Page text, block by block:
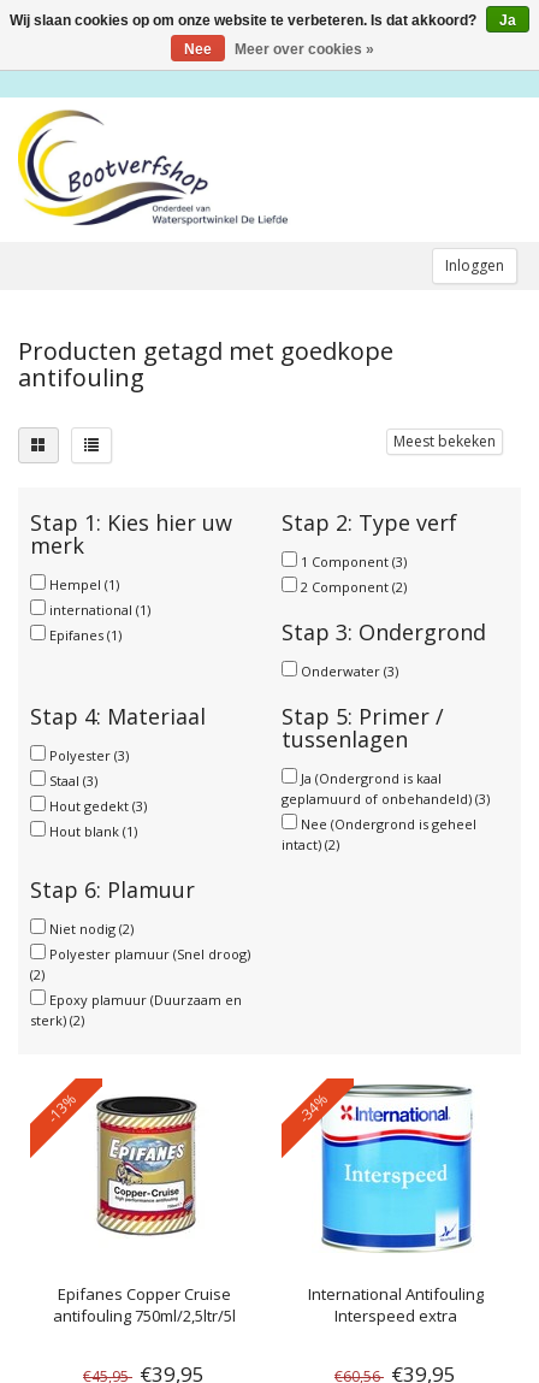
Inloggen
Toggle
Producten getagd met goedkope
antifouling
Meest bekeken
Stap 1: Kies hier uw
merk
Hempel (1)
international (1)
Epifanes (1)
Stap 2: Type verf
1 Component (3)
2 Component (2)
Stap 3: Ondergrond
Onderwater (3)
Stap 4: Materiaal
Polyester (3)
Staal (3)
Hout gedekt (3)
Hout blank (1)
Stap 5: Primer /
tussenlagen
Ja (Ondergrond is kaal
geplamuurd of onbehandeld) (3)
Nee (Ondergrond is geheel
intact) (2)
Stap 6: Plamuur
Niet nodig (2)
Polyester plamuur (Snel droog)
(2)
Epoxy plamuur (Duurzaam en
sterk) (2)
-13%
Epifanes Copper Cruise
antifouling 750ml/2,5ltr/5l
€45,95 €39,95
-34%
International Antifouling
Interspeed extra
€60,56 €39,95
Wij slaan cookies op om onze website te verbeteren. Is dat akkoord?
Ja
Nee
Meer over cookies »